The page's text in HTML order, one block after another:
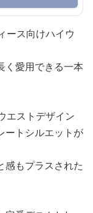
ース向けハイウ
く愛用できる一本
エストデザイン
ートシルエットが
感もプラスされた